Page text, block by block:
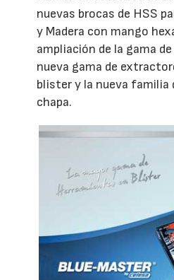
nuevas brocas de HSS
y Madera con mango
ampliación de la gama
nueva gama de
blister y la nueva familia
chapa.